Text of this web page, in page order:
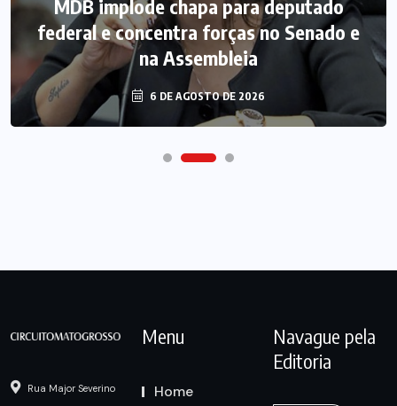
MDB implode chapa para deputado
federal e concentra forças no Senado e
na Assembleia
6 DE AGOSTO DE 2026
Rua Major Severino
Menu
Home
Navague pela
Editoria